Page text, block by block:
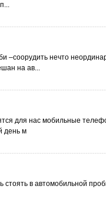
–соорудить нечто
на ав...
для нас мобильные
день м
стоять в автомобильной